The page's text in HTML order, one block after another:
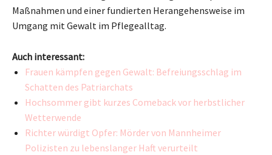
Maßnahmen und einer fundierten Herangehensweise im
Umgang mit Gewalt im Pflegealltag.
Auch interessant:
Frauen kämpfen gegen Gewalt: Befreiungsschlag im
Schatten des Patriarchats
Hochsommer gibt kurzes Comeback vor herbstlicher
Wetterwende
Richter würdigt Opfer: Mörder von Mannheimer
Polizisten zu lebenslanger Haft verurteilt